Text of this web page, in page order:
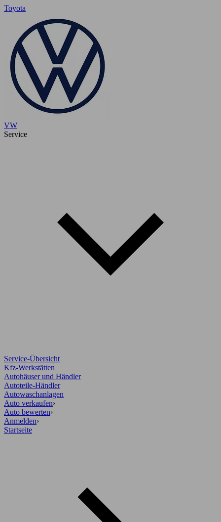
Toyota
VW
Service
Service-Übersicht
Kfz-Werkstätten
Autohäuser und Händler
Autoteile-Händler
Autowaschanlagen
Auto verkaufen›
Auto bewerten›
Anmelden›
Startseite